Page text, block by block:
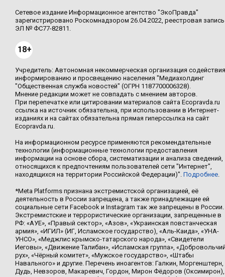
Сетевое издание Информационное агентство "ЭкоПравда"
зарегистрировано Роскомнадзором 26.04.2022, реестровая запись
ЭЛ № ФС77-82811.
18+
Учредитель: Автономная некоммерческая организация содействия
информированию и просвещению населения "Медиахолдинг
"Общественная служба новостей" (ОГРН 1187700006328).
Мнение редакции может не совпадать с мнением авторов.
При перепечатке или цитировании материалов сайта Ecopravda.ru
ссылка на источник обязательна, при использовании в Интернет-
изданиях и на сайтах обязательна прямая гиперссылка на сайт
Ecopravda.ru.
На информационном ресурсе применяются рекомендательные
технологии (информационные технологии предоставления
информации на основе сбора, систематизации и анализа сведений,
относящихся к предпочтениям пользователей сети "Интернет",
находящихся на территории Российской Федерации)". Подробнее.
*Meta Platforms признана экстремистской организацией, её
деятельность в России запрещена, а также принадлежащие ей
социальные сети Facebook и Instagram так же запрещены в России.
Экстремистские и террористические организации, запрещенные в
РФ: «АУЕ», «Правый сектор», «Азов», «Украинская повстанческая
армия», «ИГИЛ» (ИГ, Исламское государство), «Аль-Каида», «УНА-
УНСО», «Меджлис крымско-татарского народа», «Свидетели
Иеговы», «Движение Талибан», «Исламская группа»,
рух», «Чёрный комитет», «Мужское государство», «Штабы
Навального» и другие. Перечень иноагентов: Галкин, Моргенштерн,
Дудь, Невзоров, Макаревич, Гордон, Мирон Фёдоров (Оксимирон),